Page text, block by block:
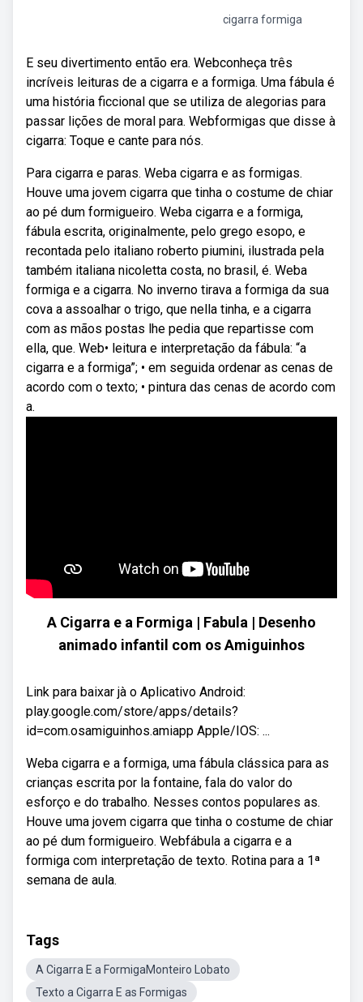
cigarra formiga
E seu divertimento então era. Webconheça três
incríveis leituras de a cigarra e a formiga. Uma fábula é
uma história ficcional que se utiliza de alegorias para
passar lições de moral para. Webformigas que disse à
cigarra: Toque e cante para nós.
Para cigarra e paras. Weba cigarra e as formigas.
Houve uma jovem cigarra que tinha o costume de chiar
ao pé dum formigueiro. Weba cigarra e a formiga,
fábula escrita, originalmente, pelo grego esopo, e
recontada pelo italiano roberto piumini, ilustrada pela
também italiana nicoletta costa, no brasil, é. Weba
formiga e a cigarra. No inverno tirava a formiga da sua
cova a assoalhar o trigo, que nella tinha, e a cigarra
com as mãos postas lhe pedia que repartisse com
ella, que. Web• leitura e interpretação da fábula: “a
cigarra e a formiga”; • em seguida ordenar as cenas de
acordo com o texto; • pintura das cenas de acordo com
a.
A Cigarra e a Formiga | Fabula | Desenho
animado infantil com os Amiguinhos
Link para baixar jà o Aplicativo Android:
play.google.com/store/apps/details?
id=com.osamiguinhos.amiapp Apple/IOS: ...
Weba cigarra e a formiga, uma fábula clássica para as
crianças escrita por la fontaine, fala do valor do
esforço e do trabalho. Nesses contos populares as.
Houve uma jovem cigarra que tinha o costume de chiar
ao pé dum formigueiro. Webfábula a cigarra e a
formiga com interpretação de texto. Rotina para a 1ª
semana de aula.
Tags
A Cigarra E a FormigaMonteiro Lobato
Texto a Cigarra E as Formigas